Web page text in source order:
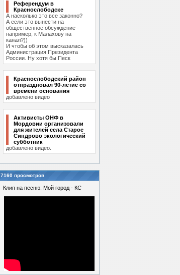
Референдум в
Краснослободске
А насколько это все законно?
А если это вынести на
общественное обсуждение -
например, к Малахову на
канал?))
И чтобы об этом высказалась
Администрация Президента
России. Ну хотя бы Песк
Краснослободский район
отпраздновал 90-летие со
времени основания
добавлено видео
Активисты ОНФ в
Мордовии организовали
для жителей села Старое
Синдрово экологический
субботник
добавлено видео.
7160 просмотров
Клип на песню: Мой город - КС